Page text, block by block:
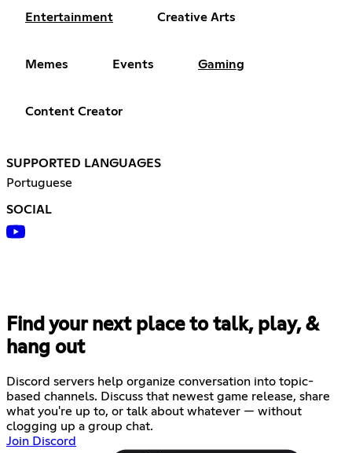
Entertainment Creative Arts
Memes Events Gaming
Content Creator
SUPPORTED LANGUAGES
Portuguese
SOCIAL
Find your next place to talk, play, &
hang out
Discord servers help organize conversation into topic-
based channels. Discuss that newest game release, share
what you're up to, or talk about whatever — without
clogging up a group chat.
Join Discord